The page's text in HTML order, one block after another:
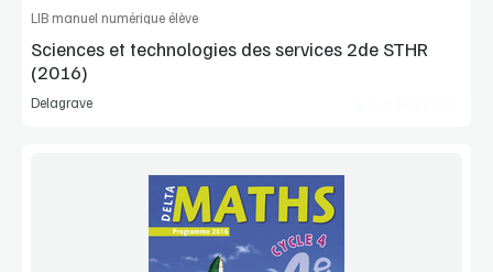
LIB manuel numérique élève
Sciences et technologies des services 2de STHR
(2016)
Delagrave